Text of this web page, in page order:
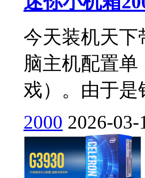
今天装机天下
脑主机配置
戏）。由于是
2000 2026-03-